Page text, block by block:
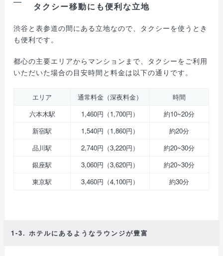
タクシー移動にも便利な立地
渋谷と表参道の間にある立地なので、タクシーを使うとき
も便利です。
都心の主要エリアからマンションまで、タクシーをご利用
いただいた場合の目安時間と料金は以下の通りです。
エリア 通常料金（深夜料金）
時間
六本木駅
1,460円（1,700円）
約10~20分
新宿駅
1,540円（1,860円）
約20分
品川駅
2,740円（3,220円）
約20~30分
銀座駅
3,060円（3,620円）
約20~30分
東京駅
3,460円（4,100円） 約30分
1-3. ホテルにあるようなラウンジが豊富